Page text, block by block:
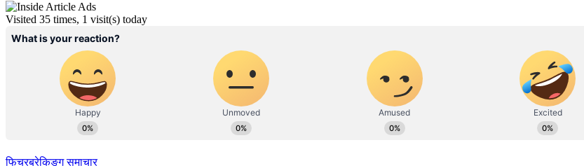
Visited 35 times, 1 visit(s) today
फिचरब्रेकिङ्ग समाचार